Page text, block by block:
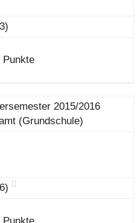
Punkte
2015/2016
(Grundschule)